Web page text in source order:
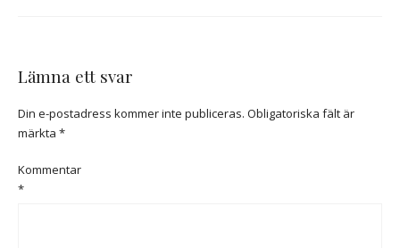
Lämna ett svar
Din e-postadress kommer inte publiceras. Obligatoriska fält är
märkta *
Kommentar
*